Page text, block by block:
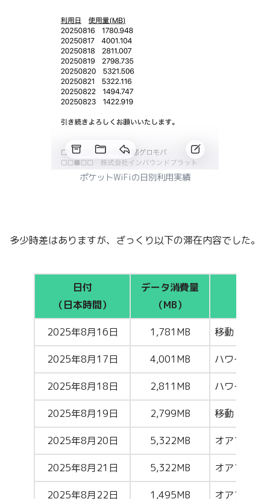
ポケットWiFiの日別利用実績
多少時差はありますが、ざっくり以下の滞在内容でした。
日付
（日本時間）
データ消費量
（MB）
2025年8月16日 1,781MB 移動（羽田
2025年8月17日 4,001MB ハワイ島観
2025年8月18日 2,811MB ハワイ島観
2025年8月19日 2,799MB 移動（コナ
2025年8月20日 5,322MB オアフ島観
2025年8月21日 5,322MB オアフ島観
2025年8月22日 1,495MB オアフ島観